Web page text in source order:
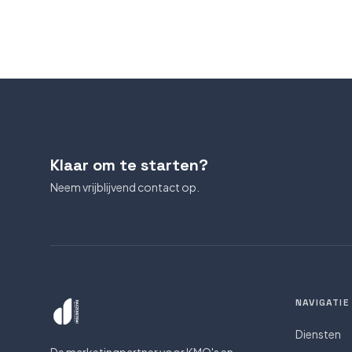
Klaar om te starten?
Neem vrijblijvend contact op.
NAVIGATIE
Diensten